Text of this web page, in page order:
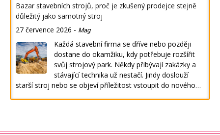
Bazar stavebních strojů, proč je zkušený prodejce stejně
důležitý jako samotný stroj
27 července 2026 - Mag
Každá stavební firma se dříve nebo později
dostane do okamžiku, kdy potřebuje rozšířit
svůj strojový park. Někdy přibývají zakázky a
stávající technika už nestačí. Jindy doslouží
starší stroj nebo se objeví příležitost vstoupit do nového…